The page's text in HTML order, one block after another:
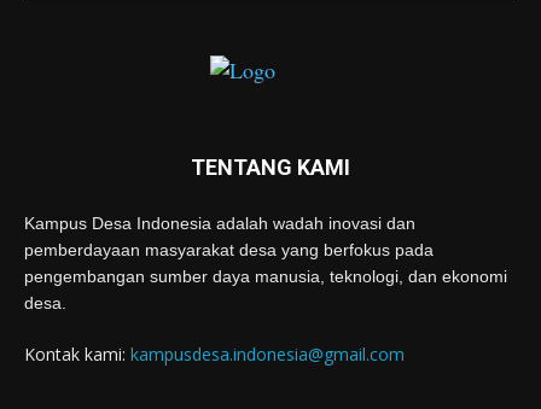
TENTANG KAMI
Kampus Desa Indonesia adalah wadah inovasi dan
pemberdayaan masyarakat desa yang berfokus pada
pengembangan sumber daya manusia, teknologi, dan ekonomi
desa.
Kontak kami: kampusdesa.indonesia@gmail.com